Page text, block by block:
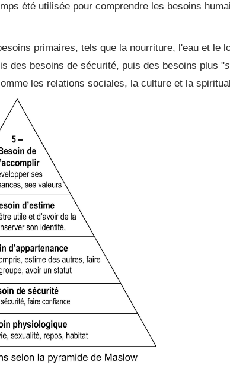
été utilisée pour comprendre les besoins
primaires, tels que la nourriture, l'eau et le
des besoins de sécurité, puis des besoins plus "
les relations sociales, la culture et la